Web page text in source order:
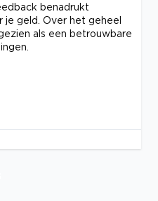
benadrukt
geld. Over het geheel
als een betrouwbare